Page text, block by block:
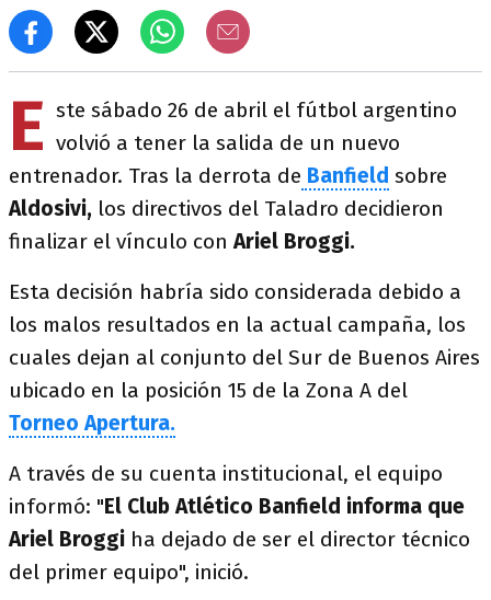
E ste sábado 26 de abril el fútbol argentino
volvió a tener la salida de un nuevo
entrenador. Tras la derrota de Banfield sobre
Aldosivi, los directivos del Taladro decidieron
finalizar el vínculo conAriel Broggi.
Esta decisión habría sido considerada debido a
los malos resultados en la actual campaña, los
cuales dejan al conjunto del Sur de Buenos Aires
ubicado en la posición 15 de la Zona A del
Torneo Apertura.
A través de su cuenta institucional, el equipo
informó: "El Club Atlético Banfield informa que
Ariel Broggi ha dejado de ser el director técnico
del primer equipo", inició.